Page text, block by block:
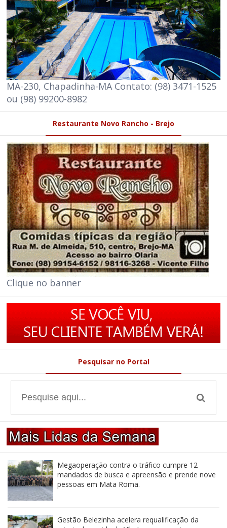
MA-230, Chapadinha-MA Contato: (98) 3471-1525
ou (98) 99200-8982
Restaurante Novo Rancho - Brejo
Clique no banner
Pesquisar no Portal
Megaoperação contra o tráfico cumpre 12
mandados de busca e apreensão e prende nove
pessoas em Mata Roma.
Gestão Belezinha acelera requalificação da